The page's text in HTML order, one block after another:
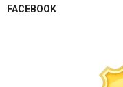
1800 1132
TÀI PHÁT SPORT - NAM
FACEBOOK